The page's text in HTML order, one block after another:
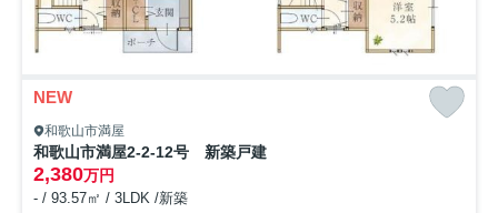
NEW
和歌山市満屋
和歌山市満屋2-2-12号 新築戸建
2,380万円
- / 93.57㎡ / 3LDK /新築